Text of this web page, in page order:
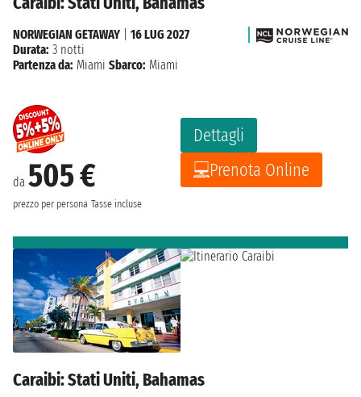
da 505 €
prezzo per persona Tasse incluse
Dettagli
Prenota Online
NORWEGIAN GETAWAY
16 LUG 2027
Durata: 3 notti
Partenza da: Miami Sbarco: Miami
Caraibi: Stati Uniti, Bahamas